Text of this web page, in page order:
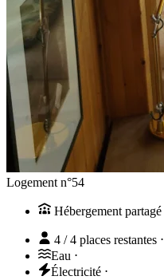
Logement n°54
Hébergement partagé
4 / 4 places restantes ⋅
Eau ⋅
Électricité ⋅